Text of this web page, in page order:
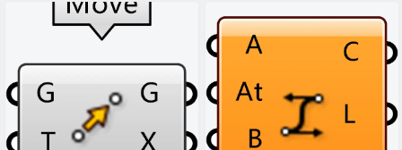
同参考平面之间的对齐、旋转、平
移乃至缩放等属性，满足复杂几何
布局与空间组织的需求。 输入端
系统。UV 坐标对于曲面来说，起到
了类似的作用，只不过它是在三维
曲面这个 “特殊星球” 上使用的…